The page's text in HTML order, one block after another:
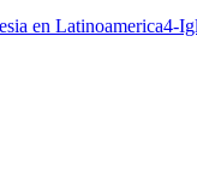
en Latinoamerica4-